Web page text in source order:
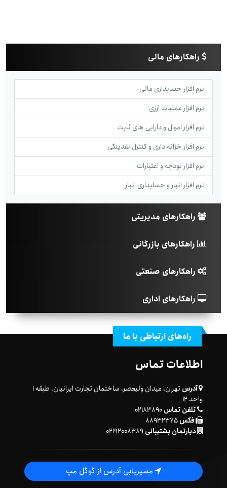
راهکارهای مالی
نرم افزار حسابداری مالی
نرم افزار عملیات ارزی
نرم افزار اموال و دارایی های ثابت
نرم افزار خزانه داری و کنترل نقدینگی
نرم افزار بودجه و اعتبارات
نرم افزار انبار و حسابداری انبار
راهکارهای مدیریتی
راهکارهای بازرگانی
راهکارهای صنعتی
راهکارهای اداری
راه‌های ارتباطی با ما
اطلاعات تماس
آدرس
تهران، میدان ولیعصر، ساختمان تجارت ایرانیان، طبقه ۱
واحد ۱۲
تلفن تماس۰۲۱۸۳۸۹۰
فکس
دپارتمان پشتیبانی۰۲۱۹۲۰۰۸۳۸۹
مسیریابی آدرس از گوگل مپ